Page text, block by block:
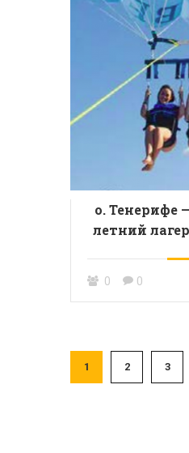
о. Тенерифе
летний
0 0
1 2 3